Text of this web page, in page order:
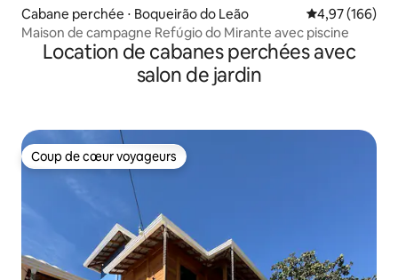
Cabane perchée ⋅ Boqueirão do Leão Évaluation
4,97 (166)
Maison de campagne Refúgio do Mirante avec piscine
Location de cabanes perchées avec
salon de jardin
Coup de cœur voyageurs
Coup de cœur voyageurs